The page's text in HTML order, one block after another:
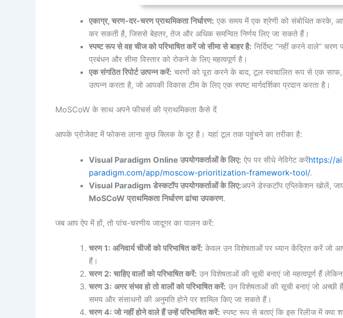
एकाग्र, चरण-दर-चरण प्राथमिकता निर्धारण: एक समय में एक श्रेणी को संबोधित करके,
कर सकती है, जिससे बेहतर, तेज और अधिक समन्वित निर्णय लिए जा सकते हैं।
स्पष्ट रूप से वह चीज को परिभाषित करें जो सीमा से बाहर है: निर्दिष्ट “नहीं करने वाले”
प्रबंधन और सीमा विस्तार को रोकने के लिए महत्वपूर्ण है।
एक संगठित रिपोर्ट उत्पन्न करें: चरणों को पूरा करने के बाद, टूल स्वचालित रूप से एक
उत्पन्न करता है, जो आपकी विकास टीम के लिए एक स्पष्ट मार्गदर्शिका प्रदान करता है।
MoSCoW के साथ अपने फीचर्स की प्राथमिकता कैसे दें
आपके प्रोजेक्ट में फोकस लाना कुछ क्लिक के दूर है। यहां टूल तक पहुंचने का तरीका है:
Visual Paradigm Online उपयोगकर्ताओं के लिए: ऐप पर सीधे नेविगेट करेंhttps://
paradigm.com/app/moscow-prioritization-framework-tool/.
Visual Paradigm डेस्कटॉप उपयोगकर्ताओं के लिए:अपने डेस्कटॉप एप्लिकेशन खोलें,
MoSCoW प्राथमिकता निर्धारण ढांचा उपकरण.
जब आप ऐप में हों, तो पांच-चरणीय जादूगर का पालन करें:
चरण 1: अनिवार्य चीजों को परिभाषित करें: केवल उन विशेषताओं पर ध्यान केंद्रित करें जो
हैं।
चरण 2: चाहिए वालों को परिभाषित करें: उन विशेषताओं की सूची बनाएं जो महत्वपूर्ण हैं
चरण 3: अगर संभव हो तो वालों को परिभाषित करें: उन विशेषताओं की सूची बनाएं जो
समय और संसाधनों की अनुमति होने पर शामिल किए जा सकते हैं।
चरण 4: जो नहीं होने वाले हैं उन्हें परिभाषित करें: स्पष्ट रूप से बताएं कि इस रिलीज में क्या